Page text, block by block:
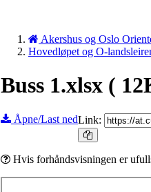
Akershus og Oslo
Hovedløpet og O-
Buss 1.xlsx (
Åpne/Last nedLink:
Hvis forhåndsvisningen er